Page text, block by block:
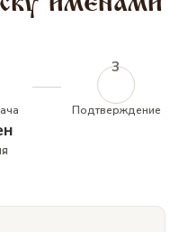
3
Подтверждение